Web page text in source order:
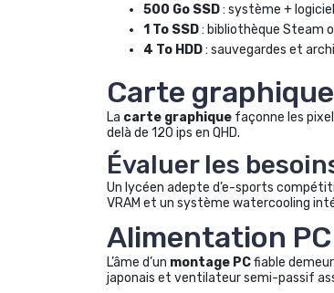
500 Go SSD: système +
1 To SSD: bibliothèque Steam
4 To HDD: sauvegardes et
Carte
La carte graphique façonne les
delà de 120 ips en QHD.
Évaluer les
Un lycéen adepte d’e-sports
VRAM et un système watercooling
Alimentation
L’âme d’un montage PCfiable
japonais et ventilateur semi-passif